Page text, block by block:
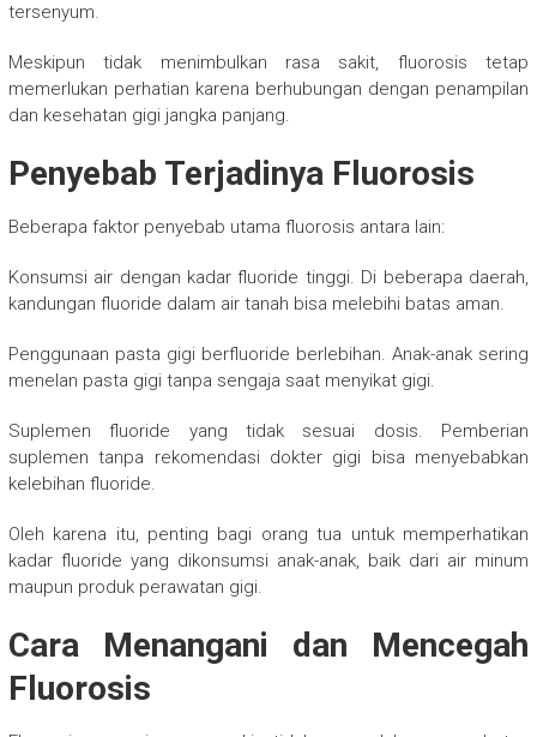
tersenyum.
Meskipun tidak menimbulkan rasa sakit, fluorosis tetap
memerlukan perhatian karena berhubungan dengan penampilan
dan kesehatan gigi jangka panjang.
Penyebab Terjadinya Fluorosis
Beberapa faktor penyebab utama fluorosis antara lain:
Konsumsi air dengan kadar fluoride tinggi. Di beberapa daerah,
kandungan fluoride dalam air tanah bisa melebihi batas aman.
Penggunaan pasta gigi berfluoride berlebihan. Anak-anak sering
menelan pasta gigi tanpa sengaja saat menyikat gigi.
Suplemen fluoride yang tidak sesuai dosis. Pemberian
suplemen tanpa rekomendasi dokter gigi bisa menyebabkan
kelebihan fluoride.
Oleh karena itu, penting bagi orang tua untuk memperhatikan
kadar fluoride yang dikonsumsi anak-anak, baik dari air minum
maupun produk perawatan gigi.
Cara Menangani dan Mencegah
Fluorosis